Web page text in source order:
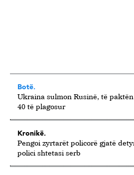
Botë.
Ukraina sulmon Rusinë, të
40 të plagosur
Kronikë.
Pengoi zyrtarët policorë gjatë
polici shtetasi serb